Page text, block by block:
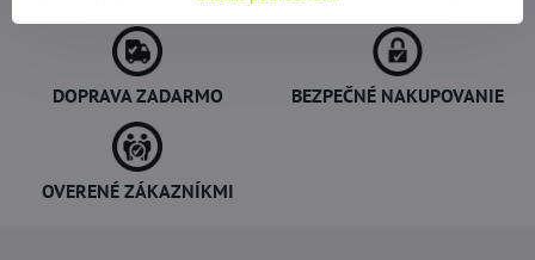
DOPRAVA ZADARMO BEZPEČNÉ NAKUPOVANIE
OVERENÉ ZÁKAZNÍKMI